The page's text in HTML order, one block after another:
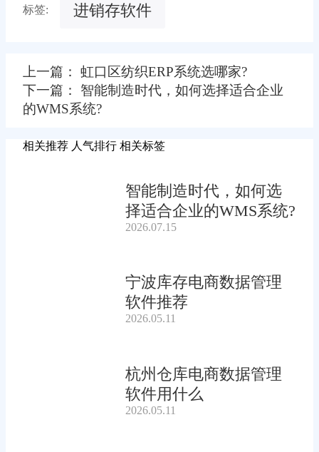
标签: 进销存软件
上一篇： 虹口区纺织ERP系统选哪家?
下一篇： 智能制造时代，如何选择适合企业
的WMS系统?
相关推荐 人气排行 相关标签
智能制造时代，如何选
择适合企业的WMS系统?
2026.07.15
宁波库存电商数据管理
软件推荐
2026.05.11
杭州仓库电商数据管理
软件用什么
2026.05.11